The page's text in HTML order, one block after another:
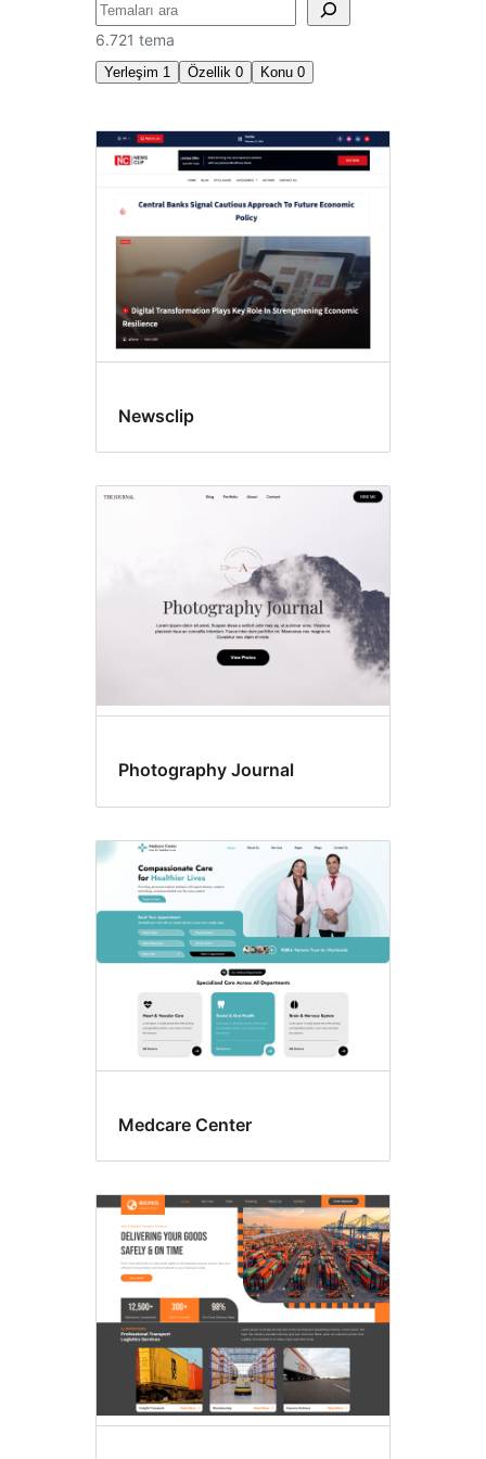
Ara
6.721 tema
Yerleşim 1 Özellik 0 Konu 0
İki
sütun
Newsclip
Photography Journal
Medcare Center